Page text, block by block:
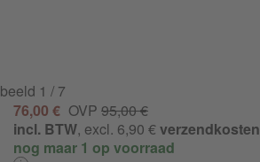
beeld 1 / 7
76,00 € OVP 95,00 €
incl. BTW, excl. 6,90 €verzendkosten
nog maar 1 op voorraad